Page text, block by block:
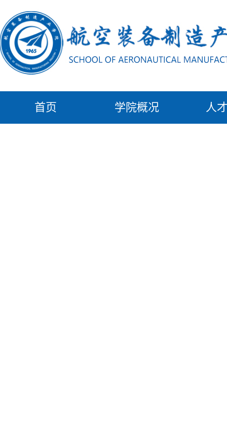
首页 学院概况 人